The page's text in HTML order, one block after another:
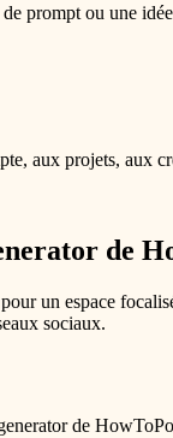
prompt ou une
aux projets, aux
de
un espace
sociaux.
de